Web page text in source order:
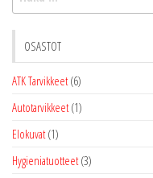
OSASTOT
ATK Tarvikkeet (6)
Autotarvikkeet (1)
Elokuvat (1)
Hygieniatuotteet (3)